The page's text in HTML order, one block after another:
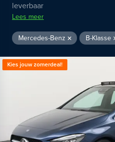
leverbaar
Lees meer
Mercedes-Benz B-Klasse
Kies jouw zomerdeal!